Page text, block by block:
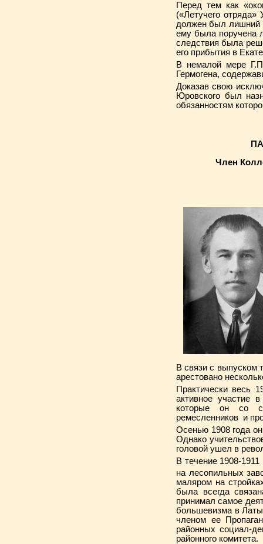
Перед тем как
(«Летучего
должен был лишний
ему была поручена
следствия была
его прибытия в
В немалой мере
Гермогена,
Доказав свою
Юровского был
обязанностям
Член
В связи с выпуском
арестовано
Практически весь
активное участие
которые он со
ремесленников и
Осенью 1908 года он
Однако
головой ушел в
В течение 1908-
на лесопильных
маляром на
была всегда
принимал самое
большевизма в
членом ее
районных социал-
районного комитета.